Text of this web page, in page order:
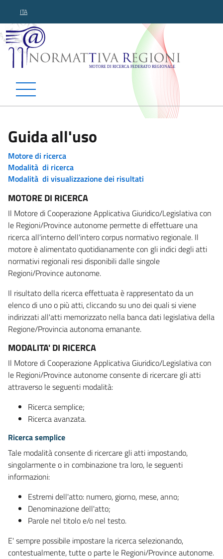
ITA
Normattiva Regioni -
Guida all'uso
Motore di ricerca
Modalità di ricerca
Modalità di visualizzazione dei risultati
MOTORE DI RICERCA
Il Motore di Cooperazione Applicativa Giuridico/Legislativa con
le Regioni/Province autonome permette di effettuare una
ricerca all'interno dell'intero corpus normativo regionale. Il
motore è alimentato quotidianamente con gli indici degli atti
normativi regionali resi disponibili dalle singole
Regioni/Province autonome.
Il risultato della ricerca effettuata è rappresentato da un
elenco di uno o più atti, cliccando su uno dei quali si viene
indirizzati all'atti memorizzato nella banca dati legislativa della
Regione/Provincia autonoma emanante.
MODALITA' DI RICERCA
Il Motore di Cooperazione Applicativa Giuridico/Legislativa con
le Regioni/Province autonome consente di ricercare gli atti
attraverso le seguenti modalità:
Ricerca semplice;
Ricerca avanzata.
Ricerca semplice
Tale modalità consente di ricercare gli atti impostando,
singolarmente o in combinazione tra loro, le seguenti
informazioni:
Estremi dell'atto: numero, giorno, mese, anno;
Denominazione dell'atto;
Parole nel titolo e/o nel testo.
E' sempre possibile impostare la ricerca selezionando,
contestualmente, tutte o parte le Regioni/Province autonome.